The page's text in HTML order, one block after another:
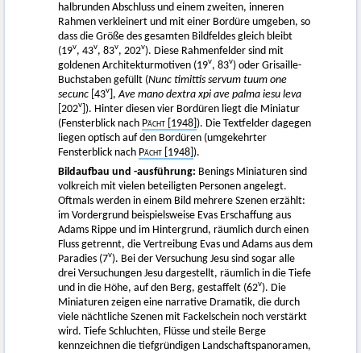
halbrunden Abschluss und einem zweiten, inneren
Rahmen verkleinert und mit einer Bordüre umgeben, so
dass die Größe des gesamten Bildfeldes gleich bleibt
(19v, 43v, 83v, 202v). Diese Rahmenfelder sind mit
goldenen Architekturmotiven (19v, 83v) oder Grisaille-
Buchstaben gefüllt (Nunc timittis servum tuum one
secunc [43v ],Ave mano dextra xpi ave palma iesu leva
[202v ]). Hinter diesen vier Bordüren liegt die Miniatur
(Fensterblick nach Pächt [1948] ). Die Textfelder dagegen
liegen optisch auf den Bordüren (umgekehrter
Fensterblick nach Pächt [1948] ).
Bildaufbau und -ausführung: Benings Miniaturen sind
volkreich mit vielen beteiligten Personen angelegt.
Oftmals werden in einem Bild mehrere Szenen erzählt:
im Vordergrund beispielsweise Evas Erschaffung aus
Adams Rippe und im Hintergrund, räumlich durch einen
Fluss getrennt, die Vertreibung Evas und Adams aus dem
Paradies (7v). Bei der Versuchung Jesu sind sogar alle
drei Versuchungen Jesu dargestellt, räumlich in die Tiefe
und in die Höhe, auf den Berg, gestaffelt (62v). Die
Miniaturen zeigen eine narrative Dramatik, die durch
viele nächtliche Szenen mit Fackelschein noch verstärkt
wird. Tiefe Schluchten, Flüsse und steile Berge
kennzeichnen die tiefgründigen Landschaftspanoramen,